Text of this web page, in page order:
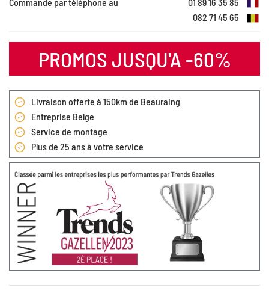
Commande par téléphone au
01 89 16 35 85
082 71 45 65
PROMOS JUSQU'A -60%
Livraison offerte à 150km de Beauraing
Entreprise Belge
Service de montage
Plus de 25 ans à votre service